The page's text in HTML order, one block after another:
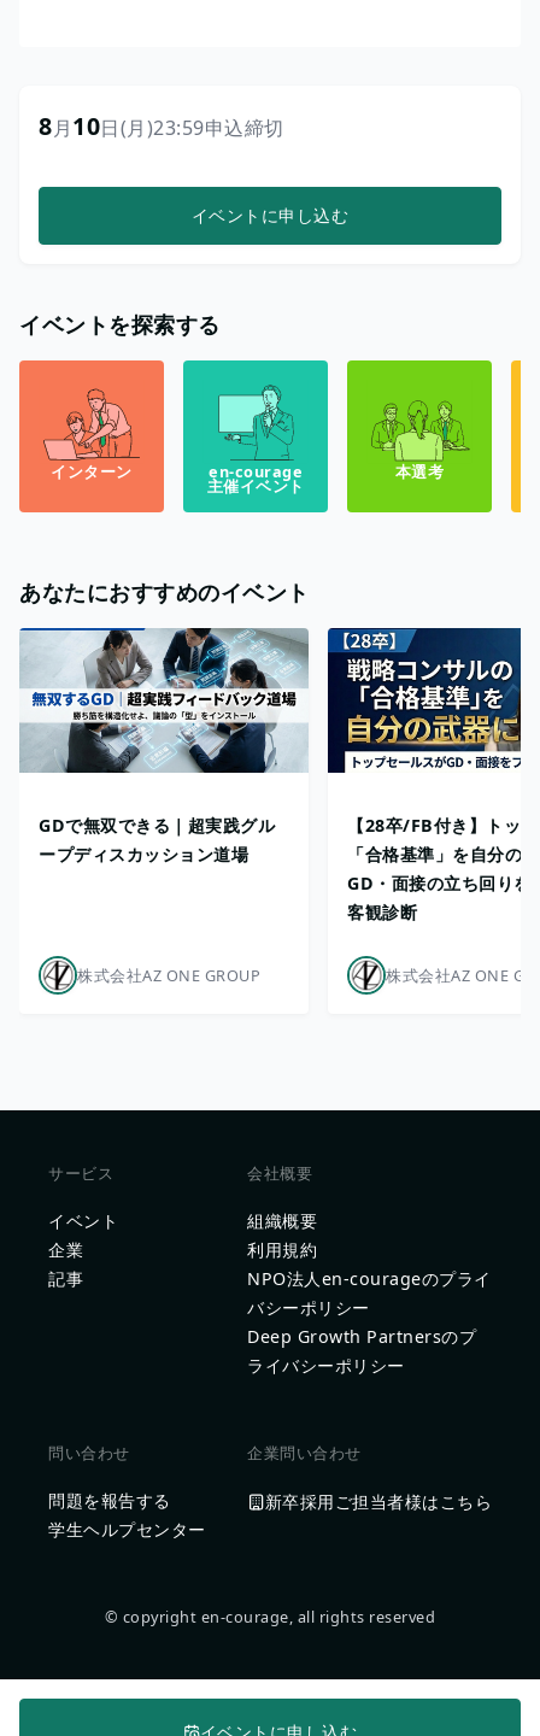
イベントを探索する
インターン en-courage
主催イベント
本選考
あなたにおすすめのイベント
GDで無双できる｜超実践グル
ープディスカッション道場
株式会社AZ ONE GROUP
【28卒/FB付き】トッ
「合格基準」を自分の
GD・面接の立ち回りを
客観診断
株式会社AZ ONE
8月10日(月)23:59申込締切
イベントに申し込む
サービス
イベント
企業
記事
会社概要
組織概要
利用規約
NPO法人en-courageのプライ
バシーポリシー
Deep Growth Partnersのプ
ライバシーポリシー
問い合わせ
問題を報告する
学生ヘルプセンター
企業問い合わせ
新卒採用ご担当者様はこちら
© copyright en-courage, all rights reserved